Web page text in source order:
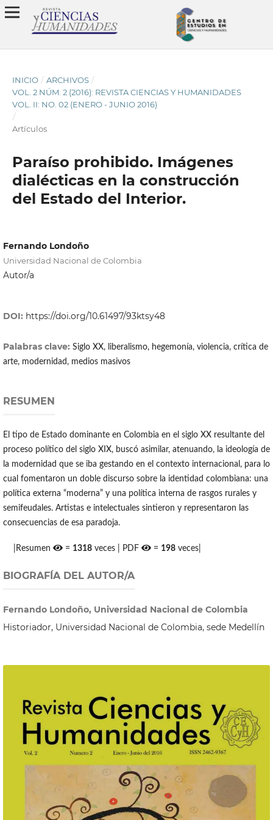
INICIO / ARCHIVOS /
VOL. 2 NÚM. 2 (2016): REVISTA CIENCIAS Y HUMANIDADES
VOL. II: NO. 02 (ENERO - JUNIO 2016)
/
Artículos
Paraíso prohibido. Imágenes
dialécticas en la construcción
del Estado del Interior.
Fernando Londoño
Universidad Nacional de Colombia
Autor/a
DOI: https://doi.org/10.61497/93ktsy48
Palabras clave: Siglo XX, liberalismo, hegemonía, violencia, crítica de
arte, modernidad, medios masivos
RESUMEN
El tipo de Estado dominante en Colombia en el siglo XX resultante del
proceso político del siglo XIX, buscó asimilar, atenuando, la ideología de
la modernidad que se iba gestando en el contexto internacional, para lo
cual fomentaron un doble discurso sobre la identidad colombiana: una
política externa “moderna” y una política interna de rasgos rurales y
semifeudales. Artistas e intelectuales sintieron y representaron las
consecuencias de esa paradoja.
|Resumen = 1318 veces | PDF = 198 veces|
BIOGRAFÍA DEL AUTOR/A
Fernando Londoño, Universidad Nacional de Colombia
Historiador, Universidad Nacional de Colombia, sede Medellín